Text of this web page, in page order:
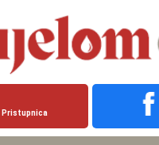
Pristupnica